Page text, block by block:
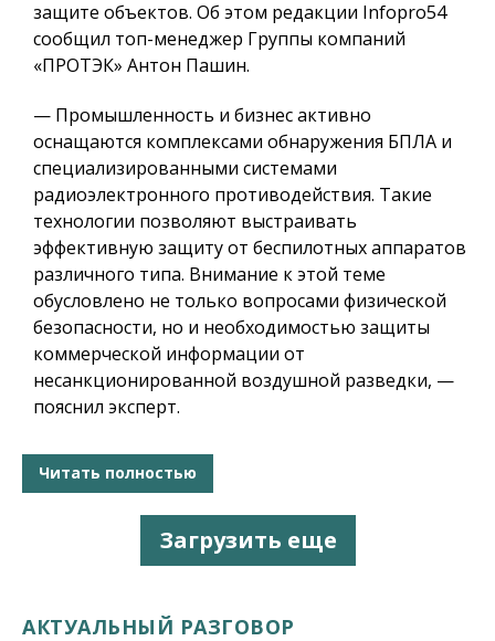
защите объектов. Об этом редакции Infopro54
сообщил топ-менеджер Группы компаний
«ПРОТЭК» Антон Пашин.
— Промышленность и бизнес активно
оснащаются комплексами обнаружения БПЛА и
специализированными системами
радиоэлектронного противодействия. Такие
технологии позволяют выстраивать
эффективную защиту от беспилотных аппаратов
различного типа. Внимание к этой теме
обусловлено не только вопросами физической
безопасности, но и необходимостью защиты
коммерческой информации от
несанкционированной воздушной разведки, —
пояснил эксперт.
Читать полностью
Загрузить еще
АКТУАЛЬНЫЙ РАЗГОВОР